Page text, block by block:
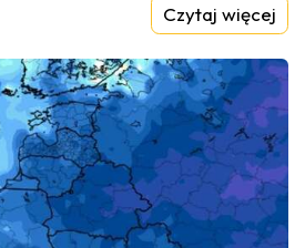
Czytaj więcej